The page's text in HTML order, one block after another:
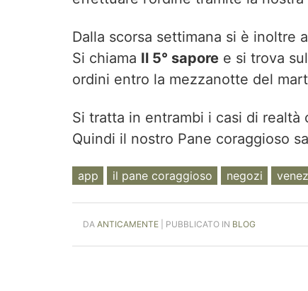
Dalla scorsa settimana si è inoltre
Si chiama Il 5° sapore e si trova
ordini entro la mezzanotte del
Si tratta in entrambi i casi di
Quindi il nostro Pane coraggioso
app il pane coraggioso negozi
DA ANTICAMENTE | PUBBLICATO IN BLOG